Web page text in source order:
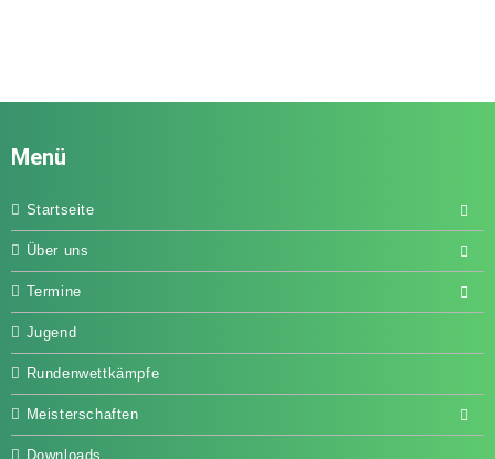
Menü
Startseite
Über uns
Termine
Jugend
Rundenwettkämpfe
Meisterschaften
Downloads